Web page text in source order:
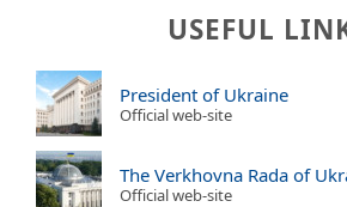
USEFUL
President of Ukraine
Official web-site
The Verkhovna Rada of
Official web-site